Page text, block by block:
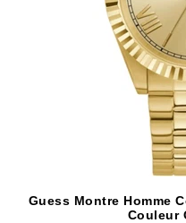
Guess Montre Homme
Couleur